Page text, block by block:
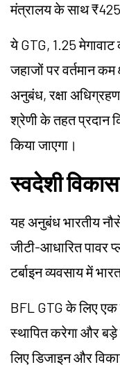
मंत्रालय के साथ
ये GTG, 1.25
जहाजों पर वर्तमान
अनुबंध, रक्षा
श्रेणी के तहत प्रदान
किया जाएगा।
स्वदेशी
यह अनुबंध भारतीय
जीटी-आधारित पावर
टर्बाइन व्यवसाय में
BFL GTG के लिए एक
स्थापित करेगा और बड़े
लिए डिजाइन और